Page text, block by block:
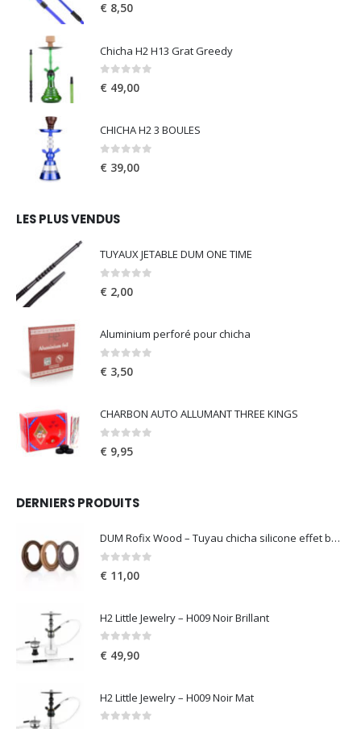
0out of 5
€ 8,50
Chicha H2 H13 Grat Greedy
0out of 5
€ 49,00
CHICHA H2 3 BOULES
0out of 5
€ 39,00
LES PLUS VENDUS
TUYAUX JETABLE DUM ONE TIME
0out of 5
€ 2,00
Aluminium perforé pour chicha
0out of 5
€ 3,50
CHARBON AUTO ALLUMANT THREE KINGS
€ 9,95
DERNIERS PRODUITS
DUM Rofix Wood – Tuyau chicha silicone effet bois
€ 11,00
H2 Little Jewelry – H009 Noir Brillant
€ 49,90
H2 Little Jewelry – H009 Noir Mat